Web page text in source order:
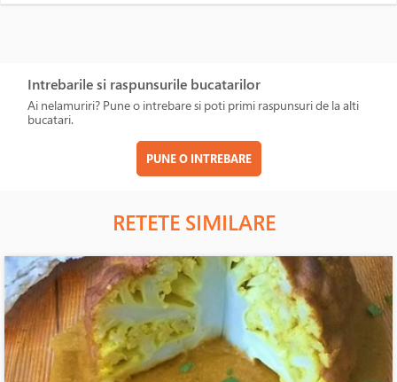
Intrebarile si raspunsurile bucatarilor
Ai nelamuriri? Pune o intrebare si poti primi raspunsuri de la alti
bucatari.
PUNE O INTREBARE
RETETE SIMILARE